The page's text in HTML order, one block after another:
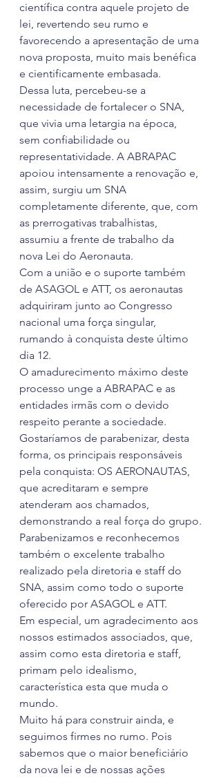
científica contra aquele projeto de
lei, revertendo seu rumo e
favorecendo a apresentação de uma
nova proposta, muito mais benéfica
e cientificamente embasada.
Dessa luta, percebeu-se a
necessidade de fortalecer o SNA,
que vivia uma letargia na época,
sem confiabilidade ou
representatividade. A ABRAPAC
apoiou intensamente a renovação e,
assim, surgiu um SNA
completamente diferente, que, com
as prerrogativas trabalhistas,
assumiu a frente de trabalho da
nova Lei do Aeronauta.
Com a união e o suporte também
de ASAGOL e ATT, os aeronautas
adquiriram junto ao Congresso
nacional uma força singular,
rumando à conquista deste último
dia 12.
O amadurecimento máximo deste
processo unge a ABRAPAC e as
entidades irmãs com o devido
respeito perante a sociedade.
Gostaríamos de parabenizar, desta
forma, os principais responsáveis
pela conquista: OS AERONAUTAS,
que acreditaram e sempre
atenderam aos chamados,
demonstrando a real força do grupo.
Parabenizamos e reconhecemos
também o excelente trabalho
realizado pela diretoria e staff do
SNA, assim como todo o suporte
oferecido por ASAGOL e ATT.
Em especial, um agradecimento aos
nossos estimados associados, que,
assim como esta diretoria e staff,
primam pelo idealismo,
característica esta que muda o
mundo.
Muito há para construir ainda, e
seguimos firmes no rumo. Pois
sabemos que o maior beneficiário
da nova lei e de nossas ações